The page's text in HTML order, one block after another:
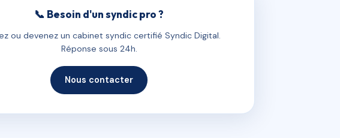
📞 Besoin d'un syndic pro ?
ou devenez un cabinet syndic certifié Syndic Digital.
Réponse sous 24h.
Nous contacter